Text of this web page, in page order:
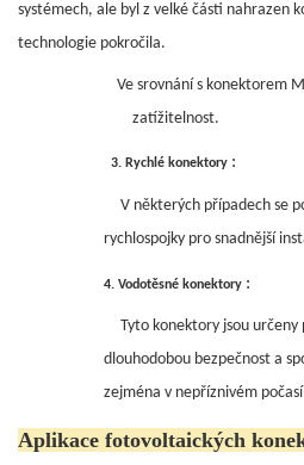
systémech, ale byl z velké části nahrazen
technologie pokročila.
Ve srovnání s konektorem
zatížitelnost.
3. Rychlé konektory :
V některých případech se
rychlospojky pro snadnější
4. Vodotěsné konektory :
Tyto konektory jsou
dlouhodobou bezpečnost a
zejména v nepříznivém počasí
Aplikace fotovoltaických